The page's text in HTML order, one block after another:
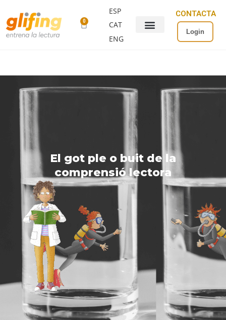
0
ESP
CAT
ENG
CONTACTA
Login
El got ple o buit de la
comprensió lectora